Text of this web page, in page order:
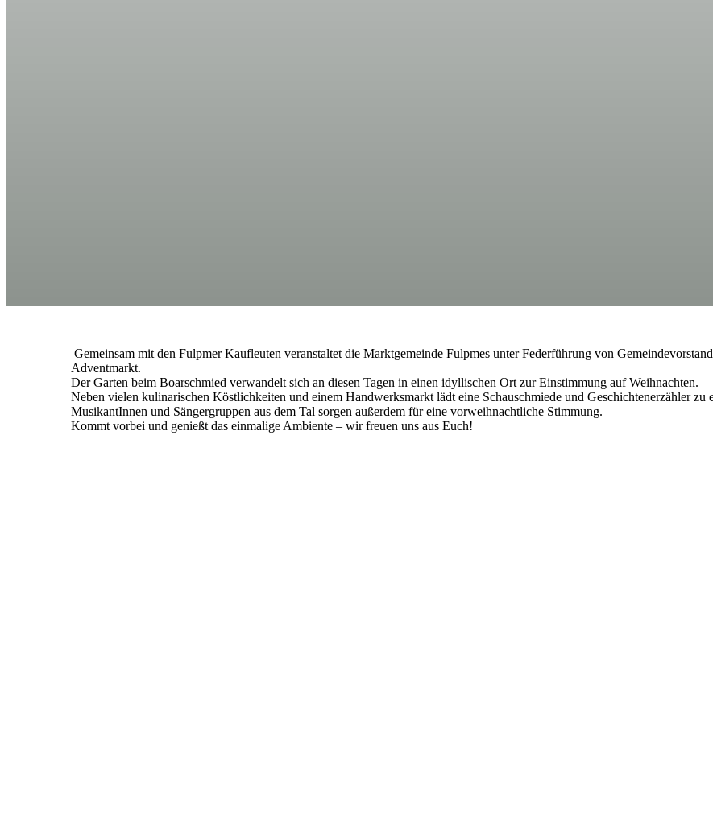
Gemeinsam mit den Fulpmer Kaufleuten veranstaltet die Marktgemeinde Fulpmes unter Federführung von
Adventmarkt.
Der Garten beim Boarschmied verwandelt sich an diesen Tagen in einen idyllischen Ort zur Einstimmung auf Weihnachten.
Neben vielen kulinarischen Köstlichkeiten und einem Handwerksmarkt lädt eine Schauschmiede und Geschichtenerzähler zu
MusikantInnen und Sängergruppen aus dem Tal sorgen außerdem für eine vorweihnachtliche Stimmung.
Kommt vorbei und genießt das einmalige Ambiente – wir freuen uns aus Euch!